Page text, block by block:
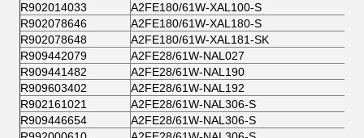
R902014033
A2FE180/61W-XAL100-S
R902078646
A2FE180/61W-XAL180-S
R902078648
A2FE180/61W-XAL181-SK
R909442079
A2FE28/61W-NAL027
R909441482
A2FE28/61W-NAL190
R909603402
A2FE28/61W-NAL192
R902161021
A2FE28/61W-NAL306-S
R909446654
A2FE28/61W-NAL306-S